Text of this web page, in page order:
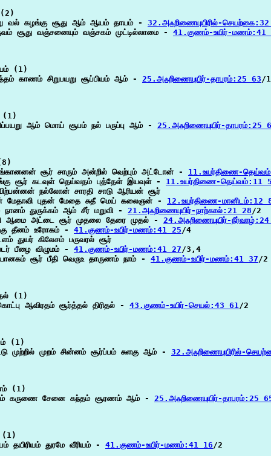
வல் கழங்கு சூது ஆம் ஆயம் தாயம் - 32.அஃறிணையுயிரில்-
சூது வஞ்சனையும் வஞ்சகம் முட்டில்லாமை - 41.குணம்-உயிர்-மணம்:41
(1)
காணம் சிறுபயறு சூப்பியம் ஆம் - 25.அஃறிணையுயிர்-தாபரம்:25 63/1
(1)
ஆம் மொய் சூபம் நல் பருப்பு ஆம் - 25.அஃறிணையுயிர்-தாபரம்:25
சூர் சாரும் அன்றில் வெற்பும் அட்டோன் - 11.உயர்திணை-
சூர் கடவுள் தெய்வதம் புத்தேள் இயவுள் - 11.உயர்திணை-தெய்வம்:11
நல்லோன் சாரதி சாடு ஆரியன் சூர்
மேதாவி புதன் மேதை சுதீ மெய் கலைஞன் -
12.உயர்திணை-மானிடம்:12
நானம் துருக்கம் ஆம் சீர் மறுவி - 21.அஃறிணையுயிர்-நாற்கால்:21 28/2
ஆமை அட்டை சூர் முதலை தேரை முதல் - 24.அஃறிணையுயிர்-
தீனம் உரோகம் - 41.குணம்-உயிர்-மணம்:41 25/4
துயர் கிலேசம் பருவரல் சூர்
பீழை விழுமம் -
41.குணம்-உயிர்-மணம்:41 27/3,4
சூர் பீதி வெருஉ தாருணம் நாம் - 41.குணம்-உயிர்-மணம்:41 37/2
(1)
ஆவிரதம் சூர்த்தல் திரிதல் - 43.குணம்-உயிர்-செயல்:43 61/2
(1)
முற்றில் முறம் சின்னம் சூர்ப்பம் சுளகு ஆம் - 32.அஃறிணையுயிரில்-
(1)
கருணை சேனை கந்தம் சூரணம் ஆம் - 25.அஃறிணையுயிர்-தாபரம்:25
தயிரியம் துரமே வீரியம் - 41.குணம்-உயிர்-மணம்:41 16/2